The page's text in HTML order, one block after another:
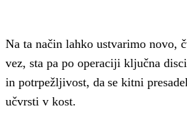
Na ta način lahko ustvarimo novo,
vez, sta pa po operaciji ključna
in potrpežljivost, da se kitni
učvrsti v kost.